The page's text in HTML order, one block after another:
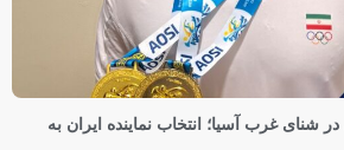
غرب آسیا؛ انتخاب نماینده ایران به